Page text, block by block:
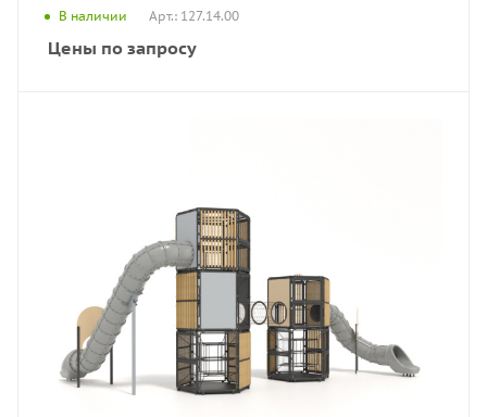
В наличии Арт.: 127.14.00
Цены по запросу